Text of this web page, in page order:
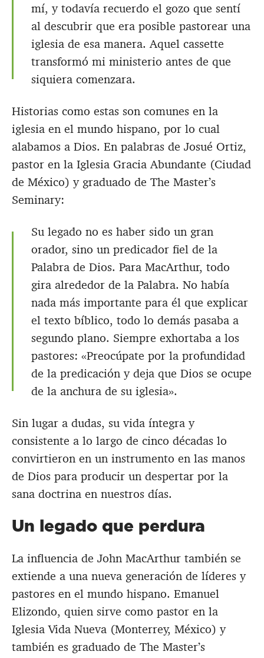
mí, y todavía recuerdo el gozo que sentí
al descubrir que era posible pastorear una
iglesia de esa manera. Aquel cassette
transformó mi ministerio antes de que
siquiera comenzara.
Historias como estas son comunes en la
iglesia en el mundo hispano, por lo cual
alabamos a Dios. En palabras de Josué Ortiz,
pastor en la Iglesia Gracia Abundante (Ciudad
de México) y graduado de The Master’s
Seminary:
Su legado no es haber sido un gran
orador, sino un predicador fiel de la
Palabra de Dios. Para MacArthur, todo
gira alrededor de la Palabra. No había
nada más importante para él que explicar
el texto bíblico, todo lo demás pasaba a
segundo plano. Siempre exhortaba a los
pastores: «Preocúpate por la profundidad
de la predicación y deja que Dios se ocupe
de la anchura de su iglesia».
Sin lugar a dudas, su vida íntegra y
consistente a lo largo de cinco décadas lo
convirtieron en un instrumento en las manos
de Dios para producir un despertar por la
sana doctrina en nuestros días.
Un legado que perdura
La influencia de John MacArthur también se
extiende a una nueva generación de líderes y
pastores en el mundo hispano. Emanuel
Elizondo, quien sirve como pastor en la
Iglesia Vida Nueva (Monterrey, México) y
también es graduado de The Master’s